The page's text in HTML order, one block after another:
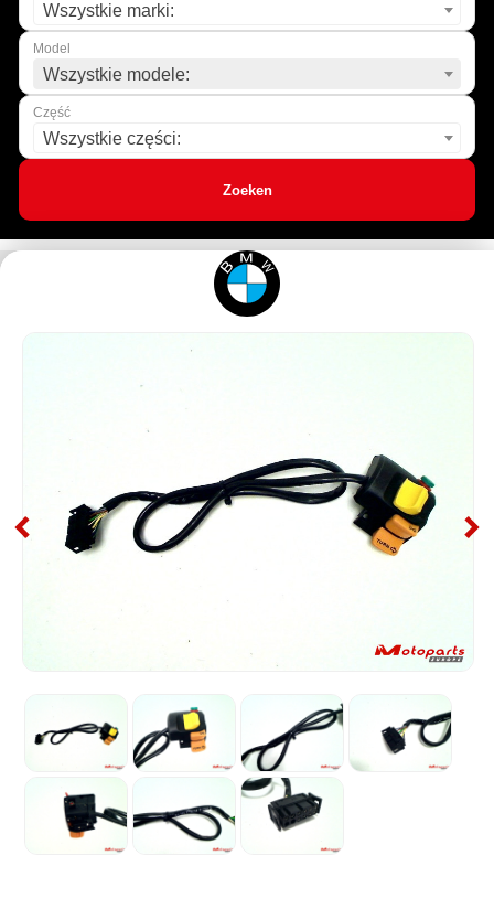
Wszystkie marki:
Model
Wszystkie modele:
Część
Wszystkie części:
Zoeken